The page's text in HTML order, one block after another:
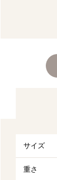
サイズ
重さ